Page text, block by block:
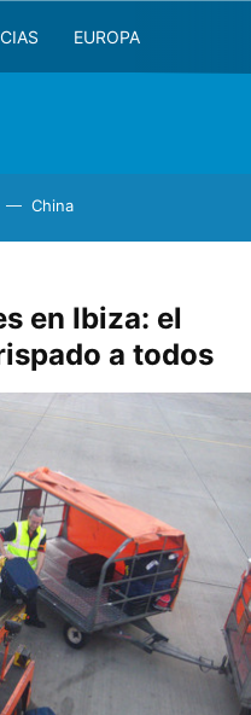
EUROPA
China
en Ibiza: el
a todos